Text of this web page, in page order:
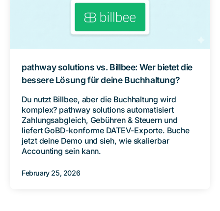
pathway solutions vs. Billbee: Wer bietet die
bessere Lösung für deine Buchhaltung?
Du nutzt Billbee, aber die Buchhaltung wird
komplex? pathway solutions automatisiert
Zahlungsabgleich, Gebühren & Steuern und
liefert GoBD-konforme DATEV-Exporte. Buche
jetzt deine Demo und sieh, wie skalierbar
Accounting sein kann.
February 25, 2026